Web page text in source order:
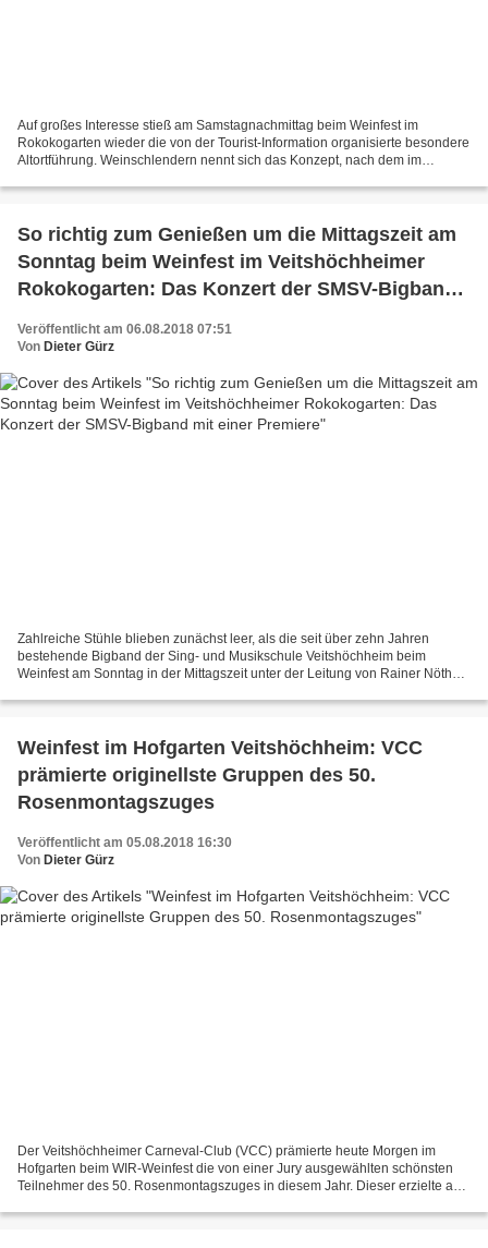
Auf großes Interesse stieß am Samstagnachmittag beim Weinfest im
Rokokogarten wieder die von der Tourist-Information organisierte besondere
Altortführung. Weinschlendern nennt sich das Konzept, nach dem im
So richtig zum Genießen um die Mittagszeit am
Sonntag beim Weinfest im Veitshöchheimer
Rokokogarten: Das Konzert der SMSV-Bigband
Veröffentlicht am 06.08.2018 07:51
Von Dieter Gürz
Zahlreiche Stühle blieben zunächst leer, als die seit über zehn Jahren
bestehende Bigband der Sing- und Musikschule Veitshöchheim beim
Weinfest am Sonntag in der Mittagszeit unter der Leitung von Rainer Nöth
Weinfest im Hofgarten Veitshöchheim: VCC
prämierte originellste Gruppen des 50.
Rosenmontagszuges
Veröffentlicht am 05.08.2018 16:30
Von Dieter Gürz
Der Veitshöchheimer Carneval-Club (VCC) prämierte heute Morgen im
Hofgarten beim WIR-Weinfest die von einer Jury ausgewählten schönsten
Teilnehmer des 50. Rosenmontagszuges in diesem Jahr. Dieser erzielte am